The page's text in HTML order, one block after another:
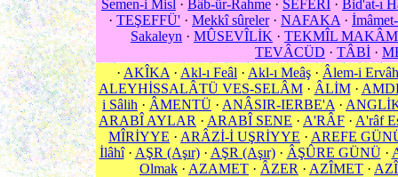
Semen-i Misl · Bâb-ür-Rahme · SEFERÎ · Bid'at-ı
· TEŞEFFÜ' · Mekkî sûreler· NAFAKA ·
Sakaleyn · MÛSEVÎLİK · TEKMÎL
TEVÂCÜD · TÂBİ ·
· AKÎKA · Akl-ı Feâl · Akl-ı Meâş · Âlem-i Ervâh
ALEYHİSSALÂTÜ VES-SELÂM· ÂLİM·
i Sâlih · ÂMENTÜ · ANÂSIR-IERBE'A ·
ARABÎ AYLAR · ARABÎ SENE · A'RÂF · A'râf
MÎRİYYE · ARÂZİ-İ UŞRİYYE · AREFE
İlâhî· AŞR (Aşır)· AŞR (Aşır)· ÂŞÛRE GÜNÜ·
Olmak · AZAMET · ÂZER · AZÎMET ·